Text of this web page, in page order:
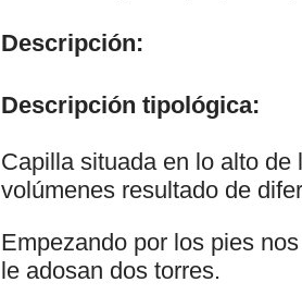
Descripción:
Descripción tipológica:
Capilla situada en lo alto
volúmenes resultado de
Empezando por los pies
le adosan dos torres.